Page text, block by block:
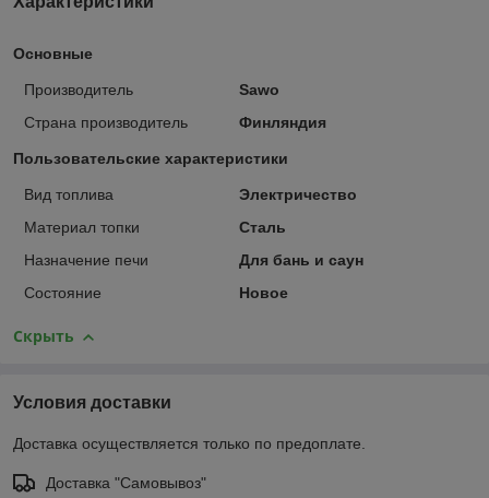
Основные
Производитель
Sawo
Страна производитель
Финляндия
Пользовательские характеристики
Вид топлива
Электричество
Материал топки
Сталь
Назначение печи
Для бань и саун
Состояние
Новое
Скрыть
Условия доставки
Доставка осуществляется только по предоплате.
Доставка "Самовывоз"